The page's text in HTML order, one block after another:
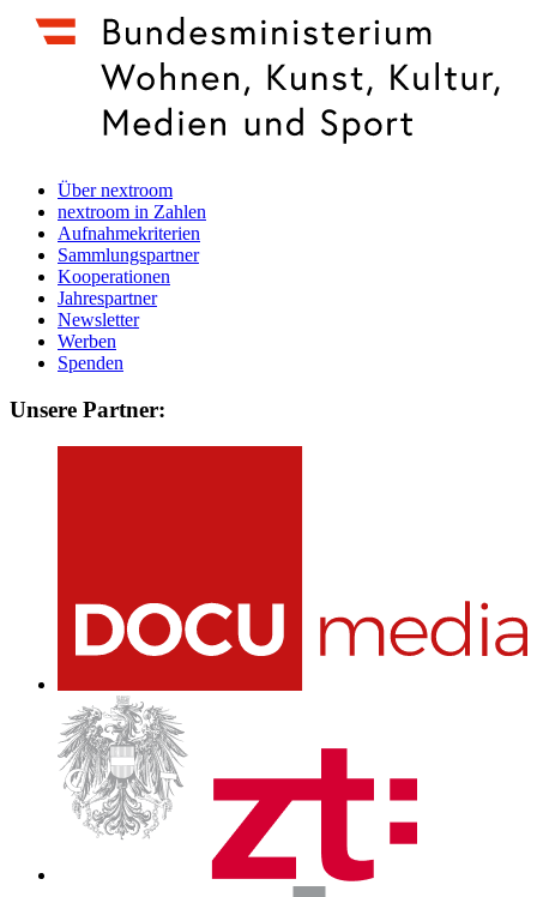
Über nextroom
nextroom in Zahlen
Aufnahmekriterien
Sammlungspartner
Kooperationen
Jahrespartner
Newsletter
Werben
Spenden
Unsere Partner: